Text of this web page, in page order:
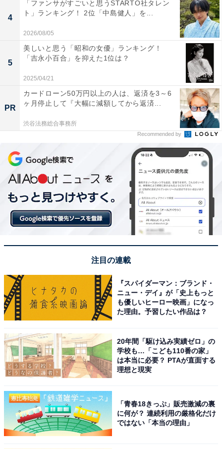
1位：香川照之（東京大学 文学部社会心理学科）
／73票
View this post on Instagram
4
「ファンサがすごいと思うSTARTO社タレン
ト」ランキング！ 2位「中島健人」を...
2026/08/05
5
美しいと思う「昭和の女優」ランキング！
「吉永小百合」を抑えた1位は？
2025/04/21
PR
カードローン50万円以上の人は、返済を3～6
ヶ月停止して『大幅に減額してから返済...
渋谷法務総合事務所
Recommended by
注目の連載
『スパイダーマン：ブランド・
ニュー・デイ』が「史上もっと
も優しいヒーロー映画」になっ
た理由。予習したい作品は？
20年間「駆け込み実績ゼロ」の
学校も…「こども110番の家」
は本当に必要？ PTAが直面する
理想と現実
「青春18きっぷ」販売激減の裏
に何が？ 連続利用の厳格化だけ
ではない「本当の理由」